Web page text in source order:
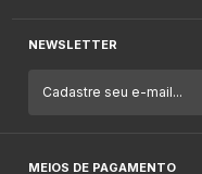
NEWSLETTER
MEIOS DE PAGAMENTO